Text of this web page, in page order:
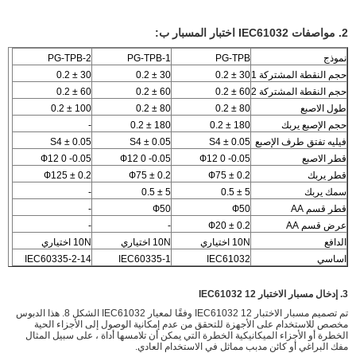
2. مواصفات IEC61032 اختبار المسبار ب:
نموذج PG-TPB
PG-TPB-1
PG-TPB-2
حجم النقطة المشتركة 1
30 ± 0.2
30 ± 0.2
30 ± 0.2
حجم النقطة المشتركة 2
60 ± 0.2
60 ± 0.2
60 ± 0.2
طول الاصبع
80 ± 0.2
80 ± 0.2
100 ± 0.2
حجم الإصبع يربك
180 ± 0.2
180 ± 0.2
-
فيليه تفتق طرف الإصبع S4 ± 0.05
S4 ± 0.05
S4 ± 0.05
قطر الاصبع
Ф12 0 -0.05
Ф12 0 -0.05
Ф12 0 -0.05
قطر يربك
Ф75 ± 0.2
Ф75 ± 0.2
Ф125 ± 0.2
سمك يربك
5 ± 0.5
5 ± 0.5
-
قطر قسم AA
Ф50
Ф50
-
عرض قسم AA
Ф20 ± 0.2
-
-
الدافع
10N اختياري 10N اختياري
10N اختياري
اساسي
IEC61032
IEC60335-1
IEC60335-2-14
3. إدخال مسبار الاختبار IEC61032 12
تم تصميم مسبار الاختبار IEC61032 12 وفقًا لمعيار IEC61032 الشكل 8. هذا الدبوس
مخصص للاستخدام على الأجهزة للتحقق من عدم إمكانية الوصول إلى الأجزاء الحية
الخطرة أو الأجزاء الميكانيكية الخطرة التي يمكن أن تلامسها أداة ، على سبيل المثال
مفك البراغي أو كائن مدبب مماثل في الاستخدام العادي.